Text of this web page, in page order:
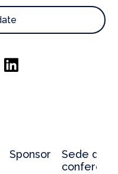
Sponsor
Sede della